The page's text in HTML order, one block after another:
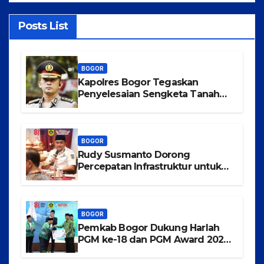
Posts List
BOGOR
Kapolres Bogor Tegaskan
Penyelesaian Sengketa Tanah
BOGOR
Rudy Susmanto Dorong
Percepatan Infrastruktur untuk
BOGOR
Pemkab Bogor Dukung Harlah
PGM ke-18 dan PGM Award 2026,